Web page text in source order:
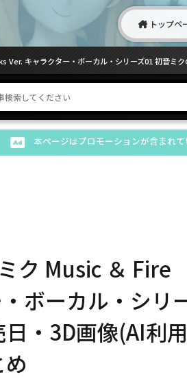
トップペ
キャラクター・ボーカル・シリーズ01 初音ミ
本ページはプロモーションが含まれて
ク Music ＆ Fire
ボーカル・シリ
・3D画像(AI利